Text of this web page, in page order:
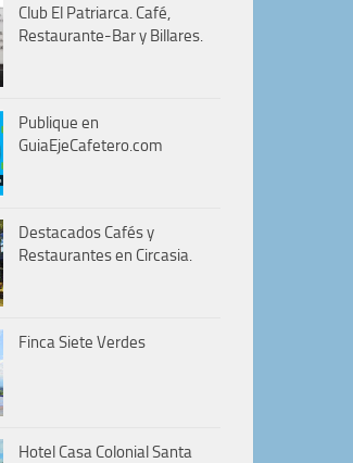
Club El Patriarca. Café,
Restaurante-Bar y Billares.
Publique en
GuiaEjeCafetero.com
Destacados Cafés y
Restaurantes en Circasia.
Finca Siete Verdes
Hotel Casa Colonial Santa